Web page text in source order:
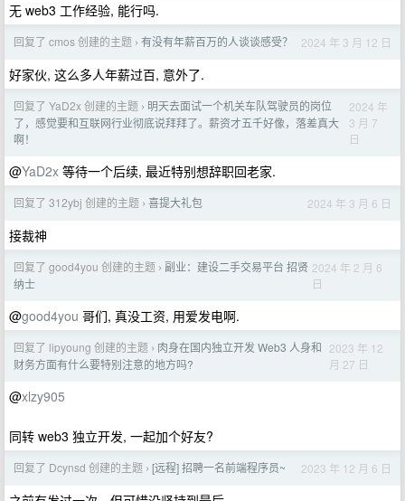
无 web3 工作经验, 能行吗.
回复了 cmos 创建的主题 › 有没有年薪百万的人谈谈感受？ 2024 年 3 月 12 日
好家伙, 这么多人年薪过百, 意外了.
回复了 YaD2x 创建的主题 › 明天去面试一个机关车队驾驶员的岗位
了，感觉要和互联网行业彻底说拜拜了。薪资才五千好像，落差真大
啊！
2024 年
3 月 7
日
@YaD2x 等待一个后续, 最近特别想辞职回老家.
回复了 312ybj 创建的主题 › 喜提大礼包 2024 年 3 月 6 日
接裁神
回复了 good4you 创建的主题 › 副业：建设二手交易平台 招贤
纳士
2024 年 2 月 6
日
@good4you 哥们, 真没工资, 用爱发电啊.
回复了 lipyoung 创建的主题 › 肉身在国内独立开发 Web3 人身和
财务方面有什么要特别注意的地方吗?
2023 年 12
月 27 日
@xlzy905
同转 web3 独立开发, 一起加个好友?
回复了 Dcynsd 创建的主题 › [远程] 招聘一名前端程序员~ 2023 年 12 月 6 日